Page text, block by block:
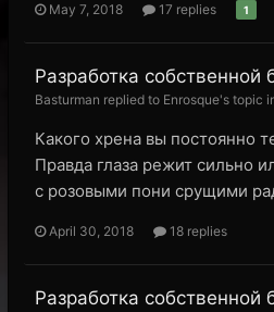
May 7, 2018 17 replies 1
Разработка собственной
Basturman replied to Enrosque's topic
Какого хрена вы постоянно
Правда глаза режит сильно
с розовыми пони срущими
April 30, 2018 18 replies
Разработка собственной